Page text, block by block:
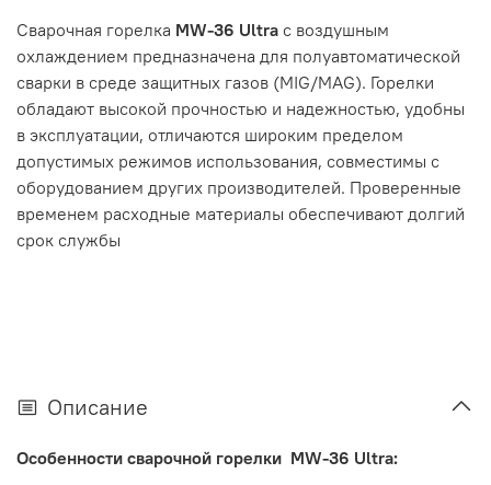
Сварочная горелка MW-36 Ultra с воздушным
охлаждением предназначена для полуавтоматической
сварки в среде защитных газов (MIG/MAG). Горелки
обладают высокой прочностью и надежностью, удобны
в эксплуатации, отличаются широким пределом
допустимых режимов использования, совместимы с
оборудованием других производителей. Проверенные
временем расходные материалы обеспечивают долгий
срок службы
Описание
Особенности сварочной горелки MW-36 Ultra: